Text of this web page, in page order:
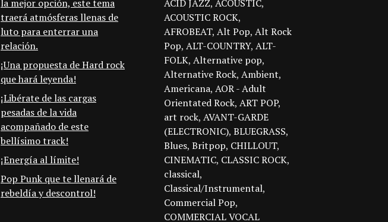
la mejor opción, este tema
traerá atmósferas llenas de
luto para enterrar una
relación.
¡Una propuesta de Hard rock
que hará leyenda!
¡Libérate de las cargas
pesadas de la vida
acompañado de este
bellísimo track!
¡Energía al límite!
Pop Punk que te llenará de
rebeldía y descontrol!
ACID JAZZ ACOUSTIC
ACOUSTIC ROCK
AFROBEAT Alt Pop Alt Rock
Pop ALT-COUNTRY ALT-
FOLK Alternative pop
Alternative Rock Ambient
Americana AOR - Adult
Orientated Rock ART POP
art rock AVANT-GARDE
(ELECTRONIC) BLUEGRASS
Blues Britpop CHILLOUT
CINEMATIC CLASSIC ROCK
classical
Classical/Instrumental
Commercial Pop
COMMERCIAL VOCAL